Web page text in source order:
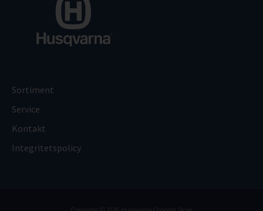
Sortiment
Service
Kontakt
Integritetspolicy